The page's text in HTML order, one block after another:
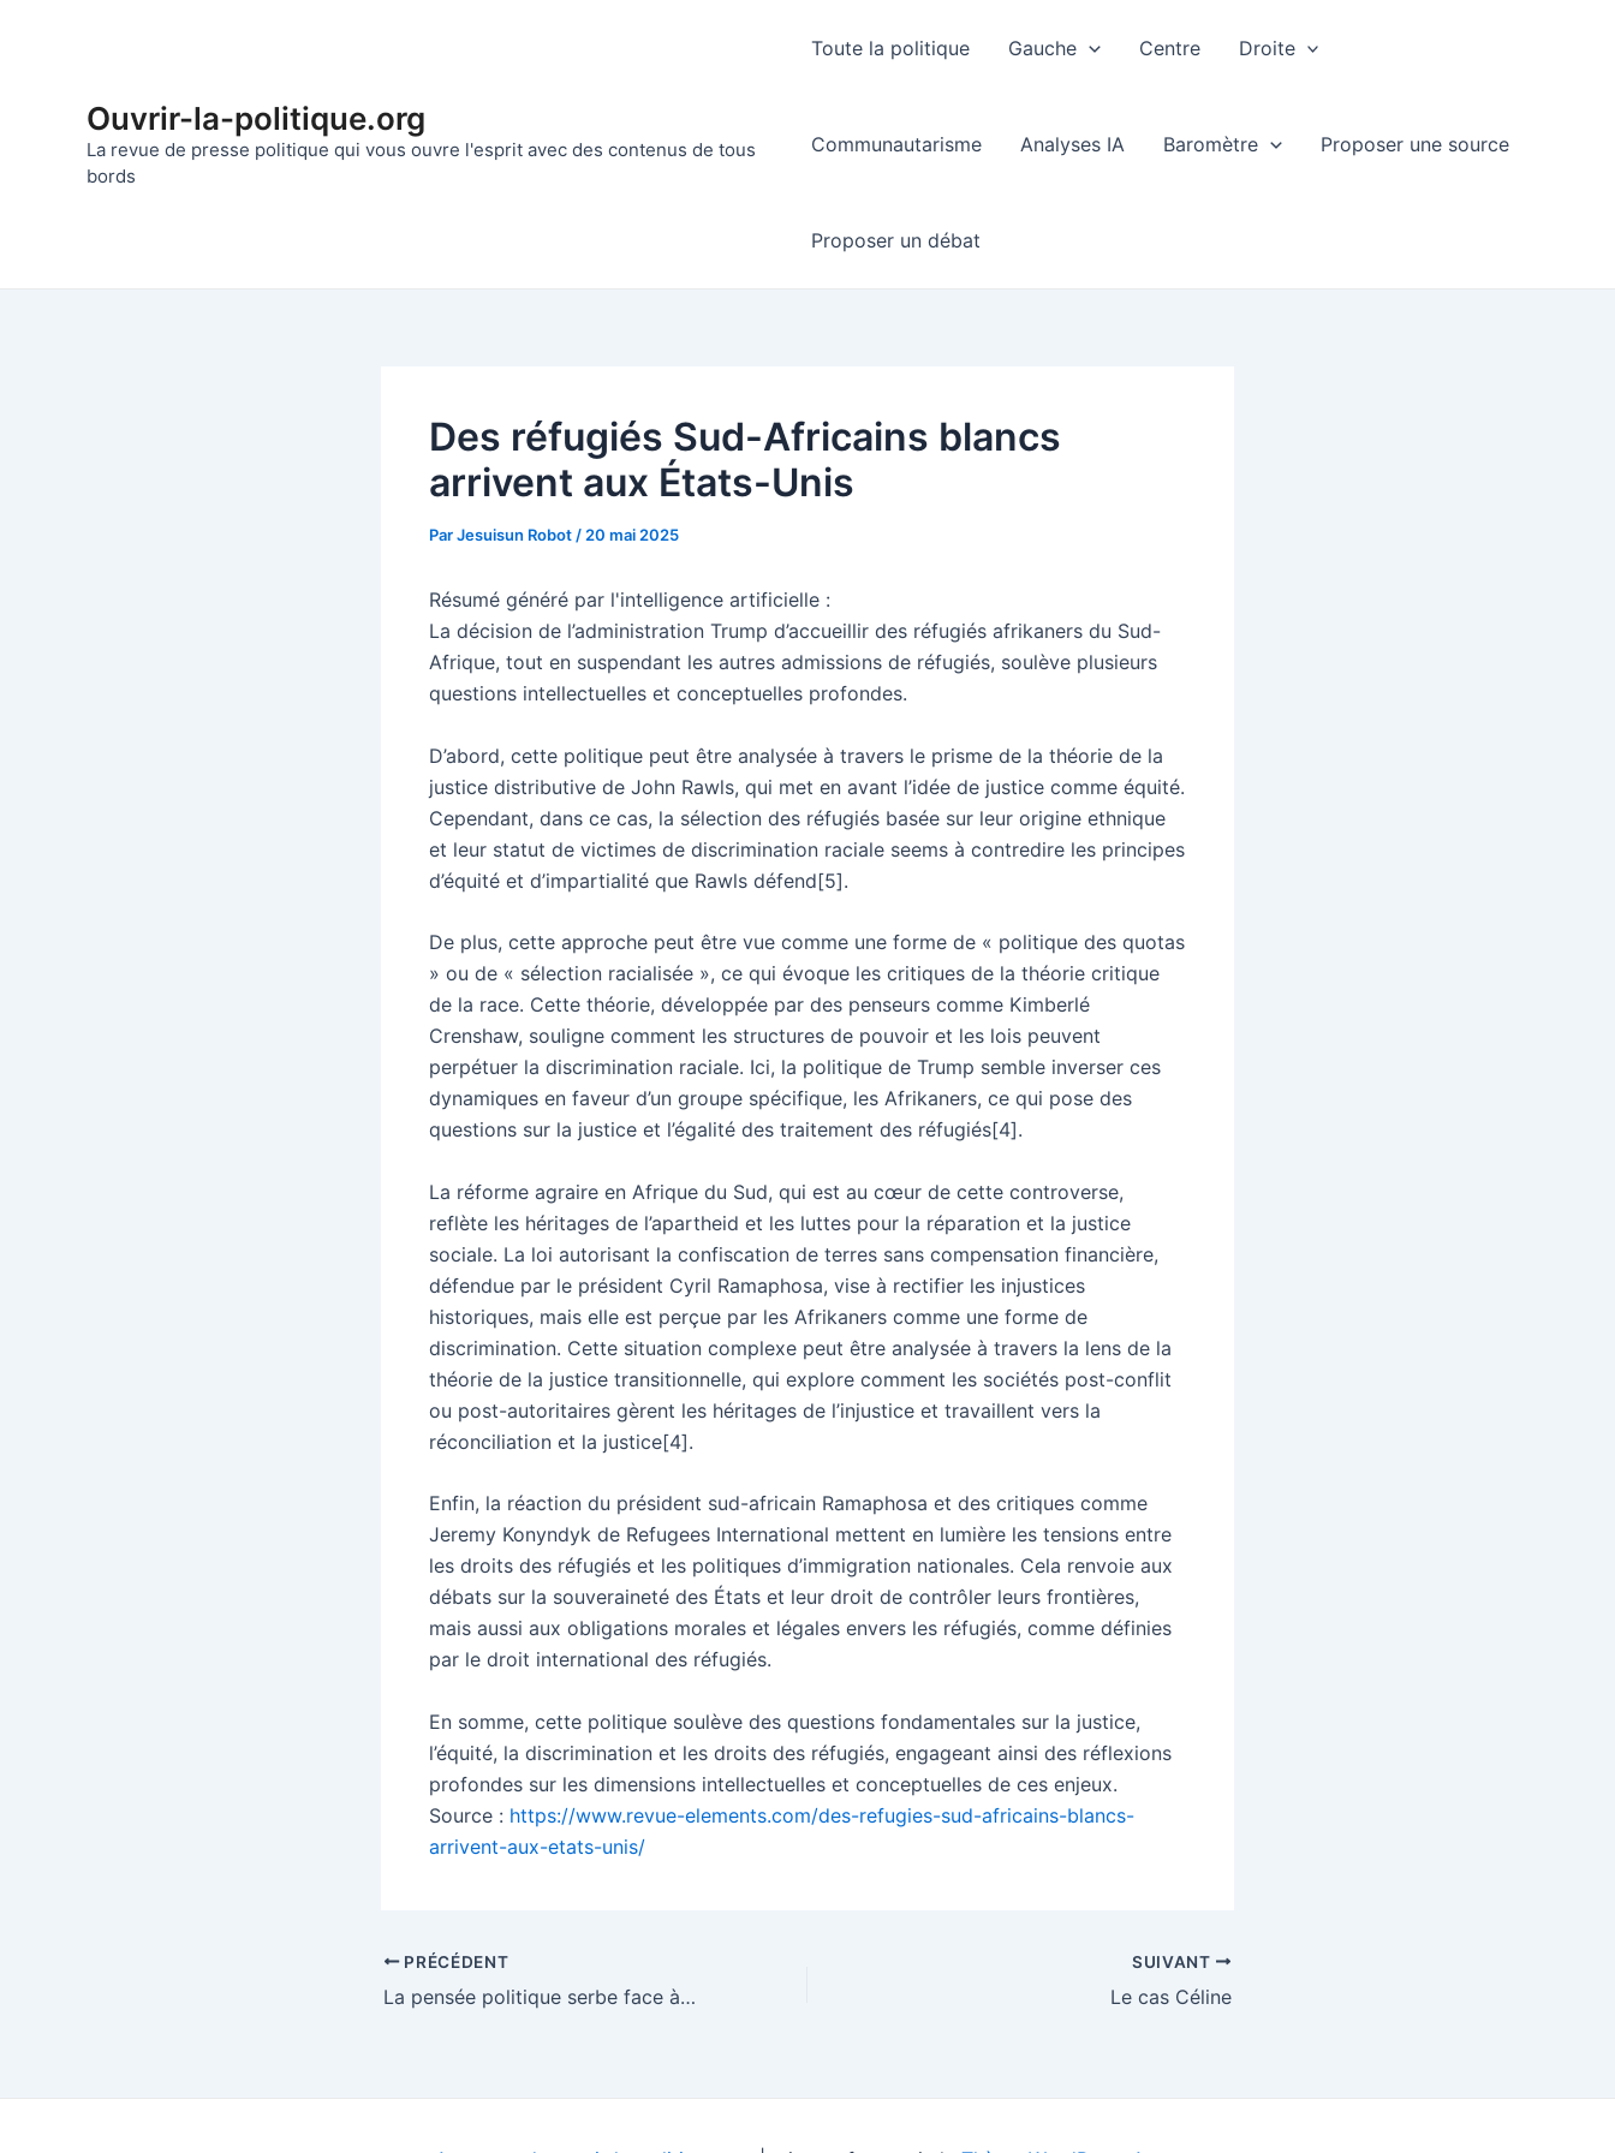
Ouvrir-la-politique.org
La revue de presse politique qui vous ouvre l'esprit avec des contenus de tous
bords
Toute la politique Gauche Centre Droite
Communautarisme Analyses IA Baromètre Proposer une source
Proposer un débat
Des réfugiés Sud-Africains blancs
arrivent aux États-Unis
ParJesuisun Robot / 20 mai 2025
Résumé généré par l'intelligence artificielle :
La décision de l’administration Trump d’accueillir des réfugiés afrikaners du Sud-
Afrique, tout en suspendant les autres admissions de réfugiés, soulève plusieurs
questions intellectuelles et conceptuelles profondes.
D’abord, cette politique peut être analysée à travers le prisme de la théorie de la
justice distributive de John Rawls, qui met en avant l’idée de justice comme équité.
Cependant, dans ce cas, la sélection des réfugiés basée sur leur origine ethnique
et leur statut de victimes de discrimination raciale seems à contredire les principes
d’équité et d’impartialité que Rawls défend[5].
De plus, cette approche peut être vue comme une forme de « politique des quotas
» ou de « sélection racialisée », ce qui évoque les critiques de la théorie critique
de la race. Cette théorie, développée par des penseurs comme Kimberlé
Crenshaw, souligne comment les structures de pouvoir et les lois peuvent
perpétuer la discrimination raciale. Ici, la politique de Trump semble inverser ces
dynamiques en faveur d’un groupe spécifique, les Afrikaners, ce qui pose des
questions sur la justice et l’égalité des traitement des réfugiés[4].
La réforme agraire en Afrique du Sud, qui est au cœur de cette controverse,
reflète les héritages de l’apartheid et les luttes pour la réparation et la justice
sociale. La loi autorisant la confiscation de terres sans compensation financière,
défendue par le président Cyril Ramaphosa, vise à rectifier les injustices
historiques, mais elle est perçue par les Afrikaners comme une forme de
discrimination. Cette situation complexe peut être analysée à travers la lens de la
théorie de la justice transitionnelle, qui explore comment les sociétés post-conflit
ou post-autoritaires gèrent les héritages de l’injustice et travaillent vers la
réconciliation et la justice[4].
Enfin, la réaction du président sud-africain Ramaphosa et des critiques comme
Jeremy Konyndyk de Refugees International mettent en lumière les tensions entre
les droits des réfugiés et les politiques d’immigration nationales. Cela renvoie aux
débats sur la souveraineté des États et leur droit de contrôler leurs frontières,
mais aussi aux obligations morales et légales envers les réfugiés, comme définies
par le droit international des réfugiés.
En somme, cette politique soulève des questions fondamentales sur la justice,
l’équité, la discrimination et les droits des réfugiés, engageant ainsi des réflexions
profondes sur les dimensions intellectuelles et conceptuelles de ces enjeux.
Source : https://www.revue-elements.com/des-refugies-sud-africains-blancs-
arrivent-aux-etats-unis/
Navigation
des
PRÉCÉDENT
La pensée politique serbe face à l’Europe
SUIVANT
Le cas Céline